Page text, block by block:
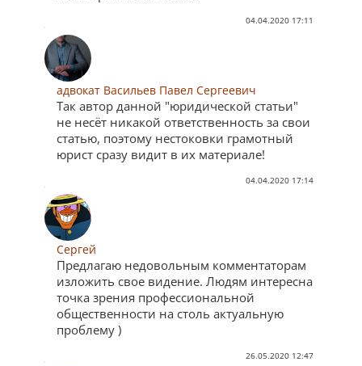
04.04.2020 17:11
адвокат Васильев Павел Сергеевич
Так автор данной "юридической статьи"
не несёт никакой ответственность за свои
статью, поэтому нестоковки грамотный
юрист сразу видит в их материале!
04.04.2020 17:14
Сергей
Предлагаю недовольным комментаторам
изложить свое видение. Людям интересна
точка зрения профессиональной
общественности на столь актуальную
проблему )
26.05.2020 12:47